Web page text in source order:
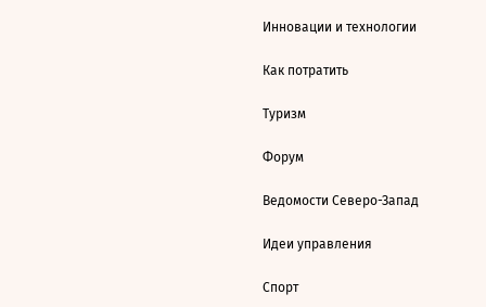
Инновации и технологии
Как потратить
Туризм
Форум
Ведомости Северо-Запад
Идеи управления
Спорт